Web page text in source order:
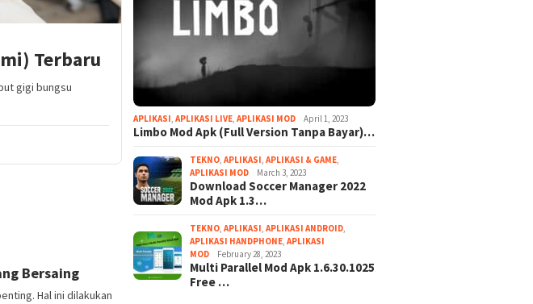
Terbaru
gigi bungsu
Bersaing
Hal ini dilakukan
APLIKASI ,APLIKASI LIVE ,APLIKASI MOD April 1, 2023
Limbo Mod Apk (Full Version Tanpa Bayar)…
TEKNO ,APLIKASI ,APLIKASI & GAME
APLIKASI MOD
March 3, 2023
Download Soccer Manager 2022
Mod Apk 1.3…
TEKNO ,APLIKASI ,APLIKASI ANDROID
APLIKASI HANDPHONE ,APLIKASI
MOD
February 28, 2023
Multi Parallel Mod Apk 1.6.30.1025
Free …